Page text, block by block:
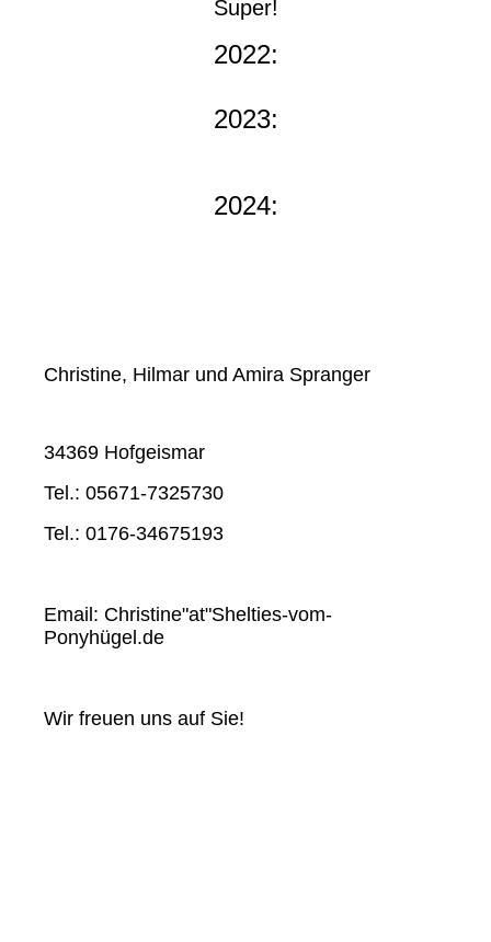
Super!
2022:
2023:
2024:
Christine, Hilmar und Amira Spranger
34369 Hofgeismar
Tel.: 05671-7325730
Tel.: 0176-34675193
Email: Christine"at"Shelties-vom-
Ponyhügel.de
Wir freuen uns auf Sie!